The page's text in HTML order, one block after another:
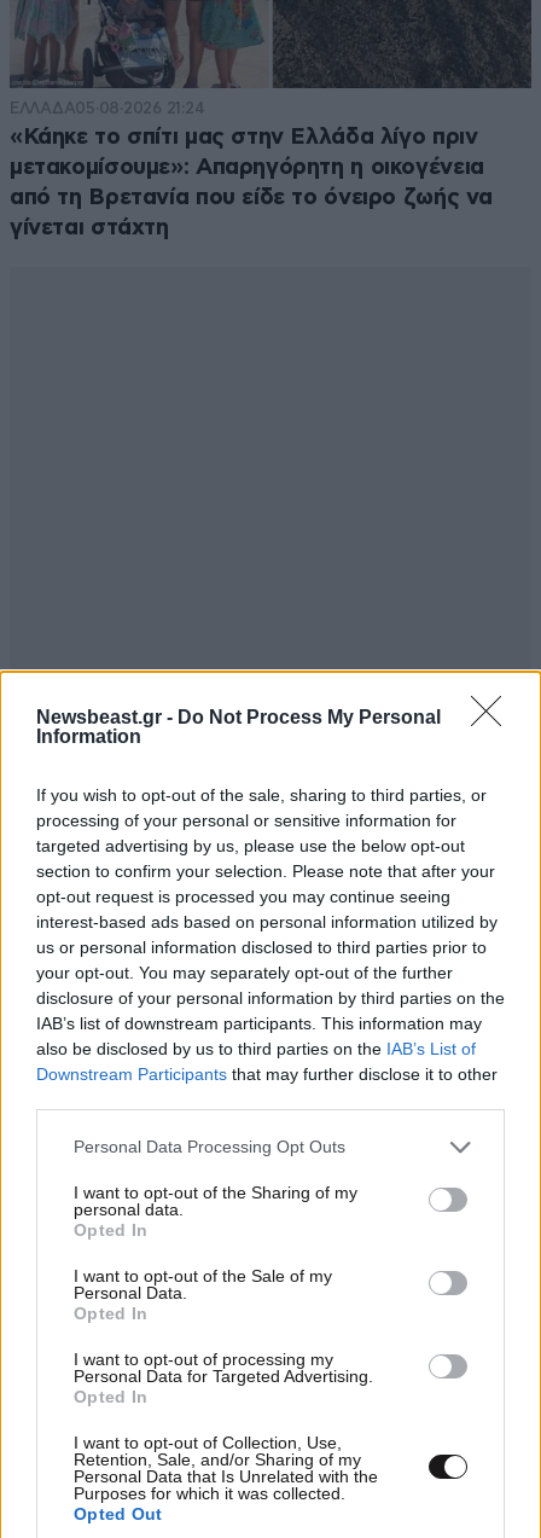
Newsbeast.gr - Do Not Process My Personal
Information
If you wish to opt-out of the sale, sharing to third parties, or
processing of your personal or sensitive information for
targeted advertising by us, please use the below opt-out
section to confirm your selection. Please note that after your
opt-out request is processed you may continue seeing
interest-based ads based on personal information utilized by
us or personal information disclosed to third parties prior to
your opt-out. You may separately opt-out of the further
disclosure of your personal information by third parties on the
IAB’s list of downstream participants. This information may
also be disclosed by us to third parties on the IAB’s List of
Downstream Participants that may further disclose it to other
Please note that this website/app uses one or more Google
not limited to your visit or usage behaviour. You may click to
grant or deny consent to Google and its third-party tags to
use your data for below specified purposes in below Google
consent section.
Personal Data Processing Opt Outs
I want to opt-out of the Sharing of my
personal data.
Opted In
I want to opt-out of the Sale of my
Personal Data.
Opted In
I want to opt-out of processing my
Personal Data for Targeted Advertising.
Opted In
I want to opt-out of Collection, Use,
Retention, Sale, and/or Sharing of my
Personal Data that Is Unrelated with the
Purposes for which it was collected.
Opted Out
ΕΛΛΑΔΑ05·08·2026 21:24
«Κάηκε το σπίτι μας στην Ελλάδα λίγο πριν
μετακομίσουμε»: Απαρηγόρητη η οικογένεια
από τη Βρετανία που είδε το όνειρο ζωής να
γίνεται στάχτη
LIFESTYLE05·08·2026 17:48
Παλάτι Marivent: Πώς οι κληρονόμοι του